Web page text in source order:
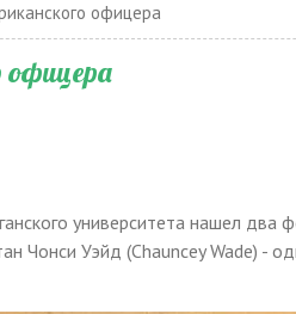
офицера
офицера
университета нашел два
Чонси Уэйд (Chauncey Wade) -